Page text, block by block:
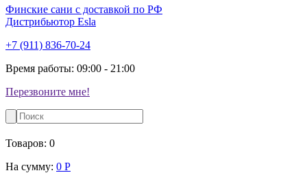
Финские сани с доставкой по РФ
Дистрибьютор Esla
+7 (911) 836-70-24
Время работы: 09:00 - 21:00
Перезвоните мне!
Товаров: 0
На сумму: 0 Р